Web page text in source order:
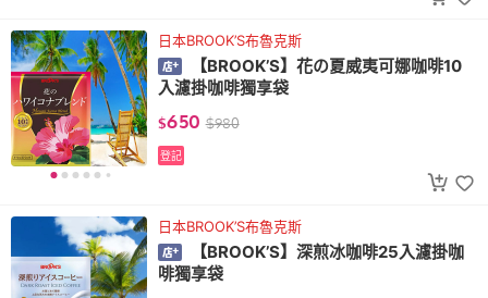
日本BROOK’S布魯克斯
【BROOK’S】花の夏威夷可娜咖啡10
入濾掛咖啡獨享袋
$650 $980
登記
日本BROOK’S布魯克斯
【BROOK’S】深煎冰咖啡25入濾掛咖
啡獨享袋